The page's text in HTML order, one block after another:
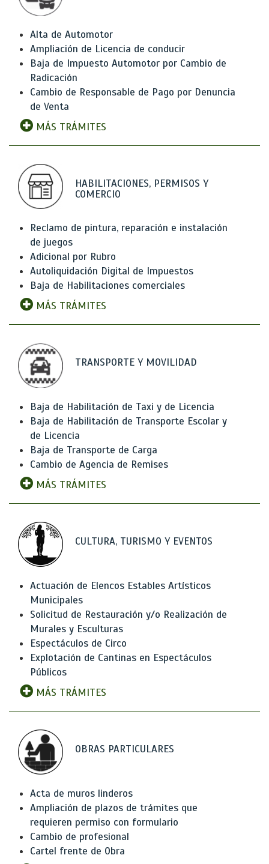
Alta de Automotor
Ampliación de Licencia de conducir
Baja de Impuesto Automotor por Cambio de
Radicación
Cambio de Responsable de Pago por Denuncia
de Venta
MÁS TRÁMITES
HABILITACIONES, PERMISOS Y
COMERCIO
Reclamo de pintura, reparación e instalación
de juegos
Adicional por Rubro
Autoliquidación Digital de Impuestos
Baja de Habilitaciones comerciales
MÁS TRÁMITES
TRANSPORTE Y MOVILIDAD
Baja de Habilitación de Taxi y de Licencia
Baja de Habilitación de Transporte Escolar y
de Licencia
Baja de Transporte de Carga
Cambio de Agencia de Remises
MÁS TRÁMITES
CULTURA, TURISMO Y EVENTOS
Actuación de Elencos Estables Artísticos
Municipales
Solicitud de Restauración y/o Realización de
Murales y Esculturas
Espectáculos de Circo
Explotación de Cantinas en Espectáculos
Públicos
MÁS TRÁMITES
OBRAS PARTICULARES
Acta de muros linderos
Ampliación de plazos de trámites que
requieren permiso con formulario
Cambio de profesional
Cartel frente de Obra